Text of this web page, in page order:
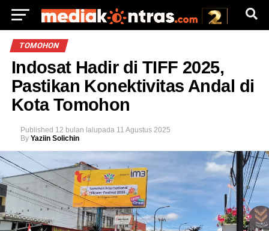
TOMOHON
Indosat Hadir di TIFF 2025,
Pastikan Konektivitas Andal di
Kota Tomohon
Published 12 bulan lalupada 11 Agustus 2025
By Yaziin Solichin